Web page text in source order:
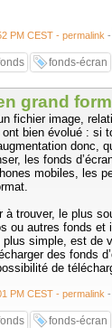
PM CEST - permalink -
fonds-écran
grand
fichier image,
bien évolué : si
donc,
les fonds
mobiles, les
à trouver, le plus
ou autres fonds
simple, est de
des fonds
de
PM CEST - permalink -
fonds-écran